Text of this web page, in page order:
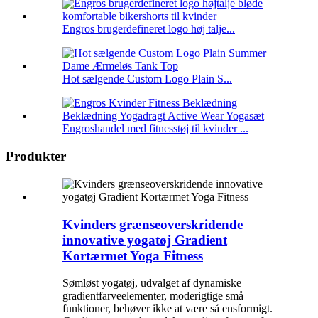
Engros brugerdefineret logo høj talje...
Hot sælgende Custom Logo Plain S...
Engroshandel med fitnesstøj til kvinder ...
Produkter
Kvinders grænseoverskridende
innovative yogatøj Gradient
Kortærmet Yoga Fitness
Sømløst yogatøj, udvalget af dynamiske
gradientfarveelementer, moderigtige små
funktioner, behøver ikke at være så ensformigt.